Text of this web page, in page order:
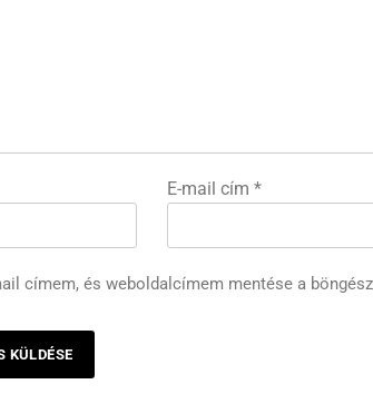
E-mail cím *
címem, és weboldalcímem mentése a